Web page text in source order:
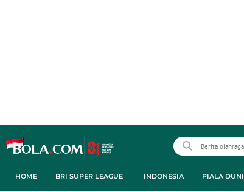
HOME BRI SUPER LEAGUE INDONESIA PIALA